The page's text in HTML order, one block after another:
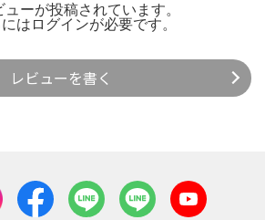
ーが投稿されています。
は ログインが必要です。
レビューを書く